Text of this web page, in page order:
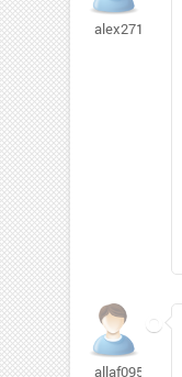
alex271287109
allaf09592